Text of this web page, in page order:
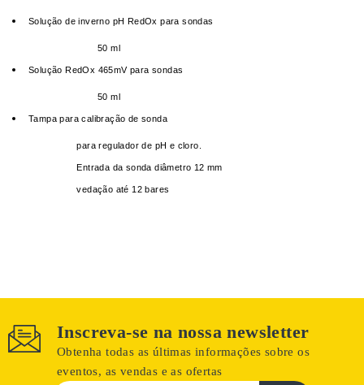
Solução de inverno pH RedOx para sondas
50 ml
Solução RedOx 465mV para sondas
50 ml
Tampa para calibração de sonda
para regulador de pH e cloro.
Entrada da sonda diâmetro 12 mm
vedação até 12 bares
Inscreva-se na nossa newsletter
Obtenha todas as últimas informações sobre os
eventos, as vendas e as ofertas